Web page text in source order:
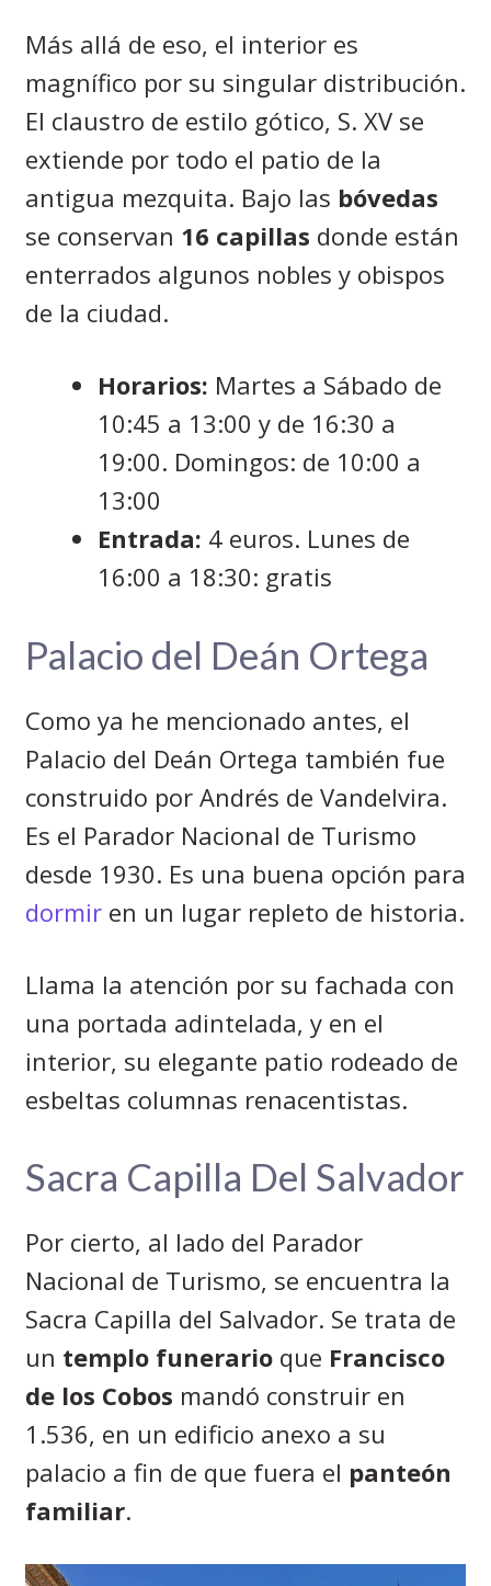
Más allá de eso, el interior es
magnífico por su singular distribución.
El claustro de estilo gótico, S. XV se
extiende por todo el patio de la
antigua mezquita. Bajo las bóvedas
se conservan 16 capillas donde están
enterrados algunos nobles y obispos
de la ciudad.
Horarios: Martes a Sábado de
10:45 a 13:00 y de 16:30 a
19:00. Domingos: de 10:00 a
13:00
Entrada: 4 euros. Lunes de
16:00 a 18:30: gratis
Palacio del Deán Ortega
Como ya he mencionado antes, el
Palacio del Deán Ortega también fue
construido por Andrés de Vandelvira.
Es el Parador Nacional de Turismo
desde 1930. Es una buena opción para
dormir en un lugar repleto de historia.
Llama la atención por su fachada con
una portada adintelada, y en el
interior, su elegante patio rodeado de
esbeltas columnas renacentistas.
Sacra Capilla Del Salvador
Por cierto, al lado del Parador
Nacional de Turismo, se encuentra la
Sacra Capilla del Salvador. Se trata de
un templo funerario que Francisco
de los Cobos mandó construir en
1.536, en un edificio anexo a su
palacio a fin de que fuera el panteón
familiar.